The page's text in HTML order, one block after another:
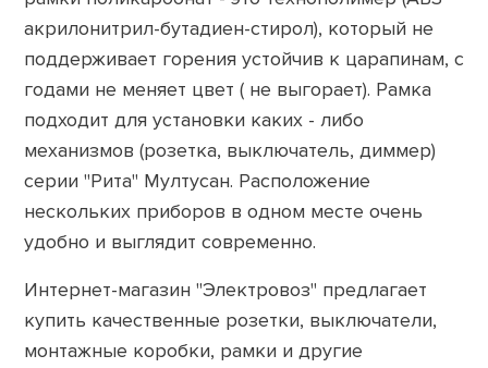
акрилонитрил-бутадиен-стирол), который не
поддерживает горения устойчив к царапинам, с
годами не меняет цвет ( не выгорает). Рамка
подходит для установки каких - либо
механизмов (розетка, выключатель, диммер)
серии "Рита" Мултусан. Расположение
нескольких приборов в одном месте очень
удобно и выглядит современно.
Интернет-магазин "Электровоз" предлагает
купить качественные розетки, выключатели,
монтажные коробки, рамки и другие